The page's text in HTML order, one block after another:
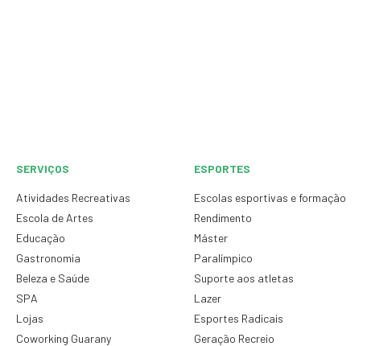
SERVIÇOS
Atividades Recreativas
Escola de Artes
Educação
Gastronomia
Beleza e Saúde
SPA
Lojas
Coworking Guarany
ESPORTES
Escolas esportivas e formação
Rendimento
Máster
Paralímpico
Suporte aos atletas
Lazer
Esportes Radicais
Geração Recreio